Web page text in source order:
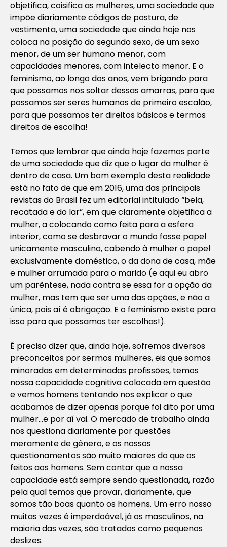
objetifica, coisifica as mulheres, uma sociedade que
impõe diariamente códigos de postura, de
vestimenta, uma sociedade que ainda hoje nos
coloca na posição do segundo sexo, de um sexo
menor, de um ser humano menor, com
capacidades menores, com intelecto menor. E o
feminismo, ao longo dos anos, vem brigando para
que possamos nos soltar dessas amarras, para que
possamos ser seres humanos de primeiro escalão,
para que possamos ter direitos básicos e termos
direitos de escolha!
Temos que lembrar que ainda hoje fazemos parte
de uma sociedade que diz que o lugar da mulher é
dentro de casa. Um bom exemplo desta realidade
está no fato de que em 2016, uma das principais
revistas do Brasil fez um editorial intitulado “bela,
recatada e do lar”, em que claramente objetifica a
mulher, a colocando como feita para a esfera
interior, como se desbravar o mundo fosse papel
unicamente masculino, cabendo à mulher o papel
exclusivamente doméstico, o da dona de casa, mãe
e mulher arrumada para o marido (e aqui eu abro
um parêntese, nada contra se essa for a opção da
mulher, mas tem que ser uma das opções, e não a
única, pois aí é obrigação. E o feminismo existe para
isso para que possamos ter escolhas!).
É preciso dizer que, ainda hoje, sofremos diversos
preconceitos por sermos mulheres, eis que somos
minoradas em determinadas profissões, temos
nossa capacidade cognitiva colocada em questão
e vemos homens tentando nos explicar o que
acabamos de dizer apenas porque foi dito por uma
mulher…e por aí vai. O mercado de trabalho ainda
nos questiona diariamente por questões
meramente de gênero, e os nossos
questionamentos são muito maiores do que os
feitos aos homens. Sem contar que a nossa
capacidade está sempre sendo questionada, razão
pela qual temos que provar, diariamente, que
somos tão boas quanto os homens. Um erro nosso
muitas vezes é imperdoável, já os masculinos, na
maioria das vezes, são tratados como pequenos
deslizes.